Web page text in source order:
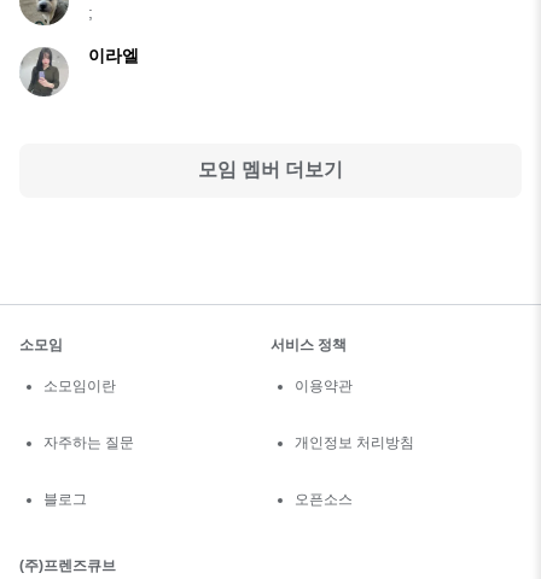
;
이라엘
모임 멤버 더보기
소모임
소모임이란
자주하는 질문
블로그
서비스 정책
이용약관
개인정보 처리방침
오픈소스
(주)프렌즈큐브